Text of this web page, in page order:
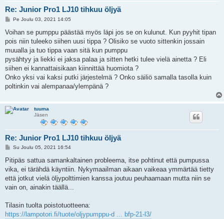
Re: Junior Pro1 LJ10 tihkuu öljyä
V
e
t
i
Pe Joulu 03, 2021 14:05
Voihan se pumppu päästää myös läpi jos se on kulunut. Kun pyyhit tipan
pois niin tuleeko siihen uusi tippa ? Olisiko se vuoto sittenkin jossain
muualla ja tuo tippa vaan sitä kun pumppu
pysähtyy ja liekki ei jaksa palaa ja sitten hetki tulee vielä ainetta ? Eli
siihen ei kannattaisikaan kiinnittää huomiota ?
Onko yksi vai kaksi putki järjestelmä ? Onko säiliö samalla tasolla kuin
poltinkin vai alempanaa/ylempänä ?
tuuma
Jäsen
Re: Junior Pro1 LJ10 tihkuu öljyä
V
e
t
i
Su Joulu 05, 2021 16:54
Pitipäs sattua samankaltainen probleema, itse pohtinut että pumpussa
vika, ei tärähdä käyntiin. Nykymaailman aikaan vaikeaa ymmärtää tietty
että jotkut vielä öljypolttimien kanssa joutuu peuhaamaan mutta niin se
vain on, ainakin täällä...
Tilasin tuolta poistotuotteena:
https://lampotori.fi/tuote/oljypumppu-d ... bfp-21-l3/